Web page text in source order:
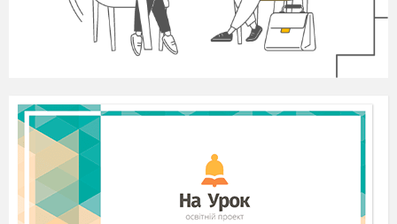
вивчення природничих дисциплін // О.
В. Ващук. – Житомир. 2017 – 68 с.
У посібнику проведено теоретичний аналіз
проблеми інтелектуального розвитку особистості учня,
оговорюються можливості інтелектуального розвитку
школярів основної та старшої школи у процесі вивчення
природничих дисциплін.
Посібник містить модель інтелектуального